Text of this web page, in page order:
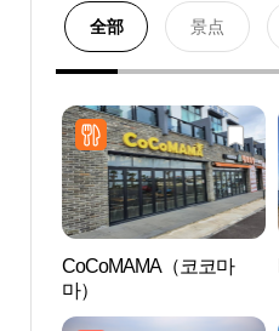
全部 景点
CoCoMAMA（코코마
마）